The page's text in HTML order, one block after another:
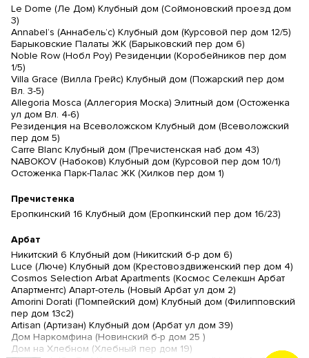
Le Dome (Ле Дом) Клубный дом (Соймоновский проезд дом
3)
Annabel’s (Аннабель’с) Клубный дом (Курсовой пер дом 12/5)
Барыковские Палаты ЖК (Барыковский пер дом 6)
Noble Row (Нобл Роу) Резиденции (Коробейников пер дом
1/5)
Villa Grace (Вилла Грейс) Клубный дом (Пожарский пер дом
Вл. 3-5)
Allegoria Mosca (Аллегория Моска) Элитный дом (Остоженка
ул дом Вл. 4-6)
Резиденция на Всеволожском Клубный дом (Всеволожский
пер дом 5)
Carre Blanc Клубный дом (Пречистенская наб дом 43)
NABOKOV (Набоков) Клубный дом (Курсовой пер дом 10/1)
Остоженка Парк-Палас ЖК (Хилков пер дом 1)
Пречистенка
Еропкинский 16 Клубный дом (Еропкинский пер дом 16/23)
Арбат
Никитский 6 Клубный дом (Никитский б-р дом 6)
Luce (Люче) Клубный дом (Крестовоздвиженский пер дом 4)
Cosmos Selection Arbat Apartments (Космос Селекшн Арбат
Апартментс) Апарт-отель (Новый Арбат ул дом 2)
Amorini Dorati (Помпейский дом) Клубный дом (Филипповский
пер дом 13с2)
Artisan (Артизан) Клубный дом (Арбат ул дом 39)
Дом Наркомфина (Новинский б-р дом 25 )
Дом на Хлебном (Хлебный пер дом 19)